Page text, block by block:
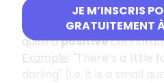
JE M’INSCRIS
GRATUITEMENT
Similarly, a little +
small quantity/a handful
quite apositive
Example: "There’s a little
darling" (i.e. it is a small